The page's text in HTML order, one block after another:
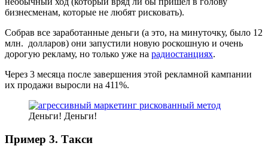
бизнесменам, которые не любят рисковать).
Собрав все заработанные деньги (а это, на минуточку, было 12
млн. долларов) они запустили новую роскошную и очень
дорогую рекламу, но только уже на радиостанциях.
Через 3 месяца после завершения этой рекламной кампании
их продажи выросли на 411%.
Деньги! Деньги!
Пример 3. Такси